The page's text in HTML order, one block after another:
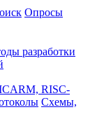
Опросы
разработки
ARM, RISC-
Схемы,